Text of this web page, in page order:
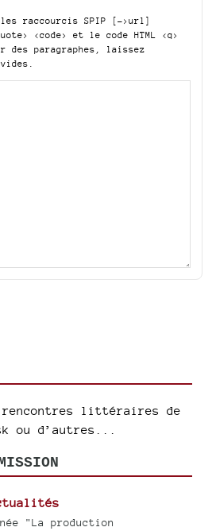
raccourcis SPIP
[->url]
<code>
et le code HTML <q>
des paragraphes, laissez
rencontres littéraires de
ou d’autres...
"La production